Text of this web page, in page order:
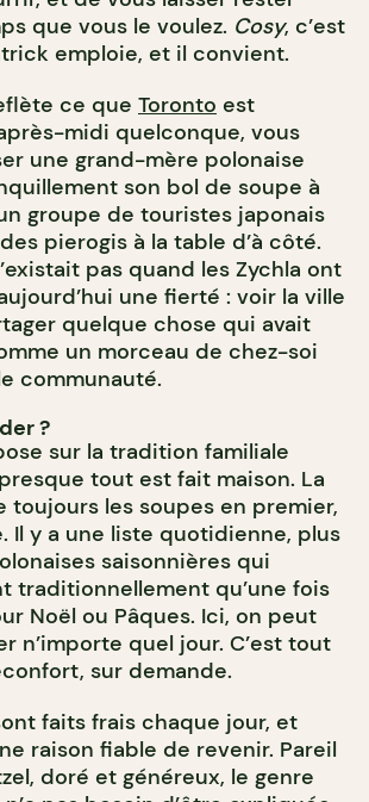
que vous le voulez. Cosy, c’est
emploie, et il convient.
ce que Toronto est
midi quelconque, vous
une grand-mère polonaise
son bol de soupe à
groupe de touristes japonais
pierogis à la table d’à côté.
pas quand les Zychla ont
une fierté : voir la ville
quelque chose qui avait
un morceau de chez-soi
communauté.
?
sur la tradition familiale
tout est fait maison. La
toujours les soupes en premier,
Il y a une liste quotidienne, plus
saisonnières qui
traditionnellement qu’une fois
Noël ou Pâques. Ici, on peut
n’importe quel jour. C’est tout
sur demande.
faits frais chaque jour, et
raison fiable de revenir. Pareil
doré et généreux, le genre